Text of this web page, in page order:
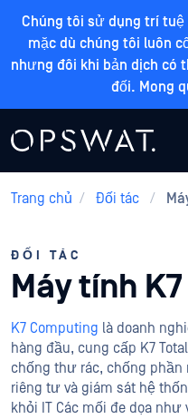
Chúng tôi sử dụng trí
mặc dù chúng tôi luôn
nhưng đôi khi bản dịch có
đối. Mong
Trang chủ / Đối tác /
ĐỐI TÁC
Máy tính K7
K7 Computing là doanh
hàng đầu, cung cấp K7
chống thư rác, chống
riêng tư và giám sát hệ
khỏi IT Các mối đe dọa